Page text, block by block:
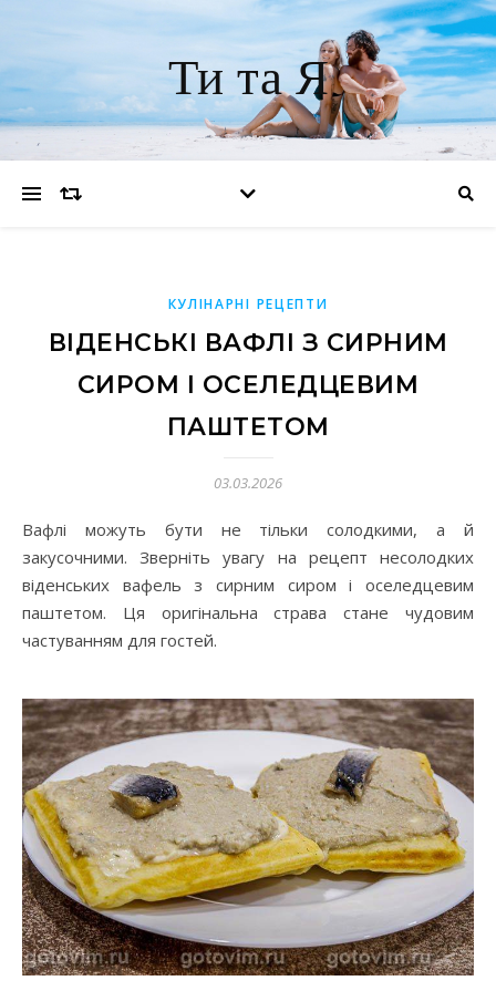
Ти та Я
КУЛІНАРНІ РЕЦЕПТИ
ВІДЕНСЬКІ ВАФЛІ З СИРНИМ
СИРОМ І ОСЕЛЕДЦЕВИМ
ПАШТЕТОМ
03.03.2026
Вафлі можуть бути не тільки солодкими, а й
закусочними. Зверніть увагу на рецепт несолодких
віденських вафель з сирним сиром і оселедцевим
паштетом. Ця оригінальна страва стане чудовим
частуванням для гостей.